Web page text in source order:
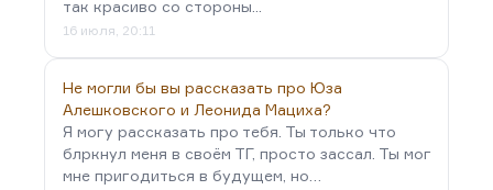
так красиво со стороны...
16 июля, 20:11
Не могли бы вы рассказать про Юза
Алешковского и Леонида Мациха?
Я могу рассказать про тебя. Ты только что
блркнул меня в своём ТГ, просто зассал. Ты мог
мне пригодиться в будущем, но…